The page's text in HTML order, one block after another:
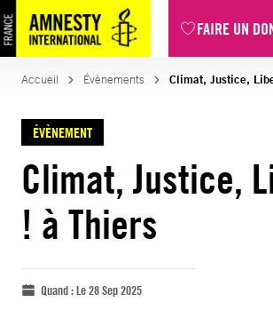
FAIRE UN
Accueil Évènements Climat, Justice,
ÉVÈNEMENT
Climat, Justice,
! à Thiers
Quand :Le 28 Sep 2025